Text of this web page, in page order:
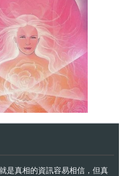
是真相的資訊容易相信，但真